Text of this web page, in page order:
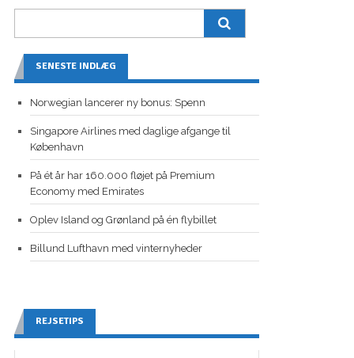
SENESTE INDLÆG
Norwegian lancerer ny bonus: Spenn
Singapore Airlines med daglige afgange til
København
På ét år har 160.000 fløjet på Premium
Economy med Emirates
Oplev Island og Grønland på én flybillet
Billund Lufthavn med vinternyheder
REJSETIPS